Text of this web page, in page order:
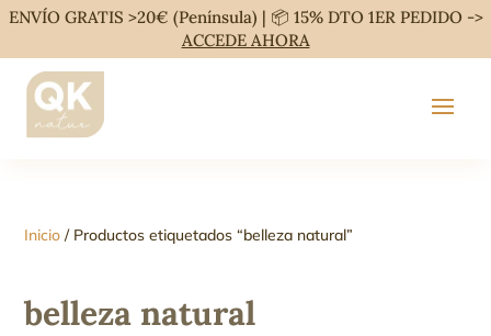
ENVÍO GRATIS >20€ (Península) | 📦 15% DTO 1ER PEDIDO ->
ACCEDE AHORA
Inicio / Productos etiquetados “belleza natural”
belleza natural